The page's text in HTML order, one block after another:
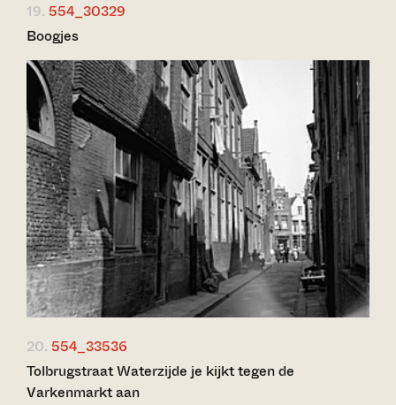
19. 554_30329
Boogjes
20. 554_33536
Tolbrugstraat Waterzijde je kijkt tegen de
Varkenmarkt aan